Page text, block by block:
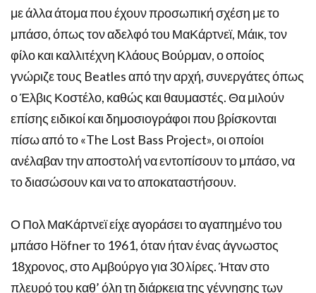
με άλλα άτομα που έχουν προσωπική σχέση με το
μπάσο, όπως τον αδελφό του ΜαΚάρτνεϊ, Μάικ, τον
φίλο και καλλιτέχνη Κλάους Βούρμαν, ο οποίος
γνώριζε τους Beatles από την αρχή, συνεργάτες όπως
ο Έλβις Κοστέλο, καθώς και θαυμαστές. Θα μιλούν
επίσης ειδικοί και δημοσιογράφοι που βρίσκονται
πίσω από το «The Lost Bass Project», οι οποίοι
ανέλαβαν την αποστολή να εντοπίσουν το μπάσο, να
το διασώσουν και να το αποκαταστήσουν.
Ο Πολ ΜαΚάρτνεϊ είχε αγοράσει το αγαπημένο του
μπάσο Höfner το 1961, όταν ήταν ένας άγνωστος
18χρονος, στο Αμβούργο για 30 λίρες. Ήταν στο
πλευρό του καθ’ όλη τη διάρκεια της γέννησης των